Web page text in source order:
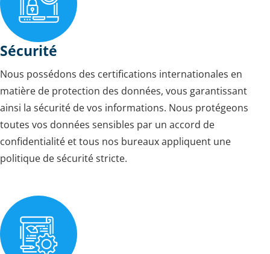
Sécurité
Nous possédons des certifications internationales en
matière de protection des données, vous garantissant
ainsi la sécurité de vos informations. Nous protégeons
toutes vos données sensibles par un accord de
confidentialité et tous nos bureaux appliquent une
politique de sécurité stricte.